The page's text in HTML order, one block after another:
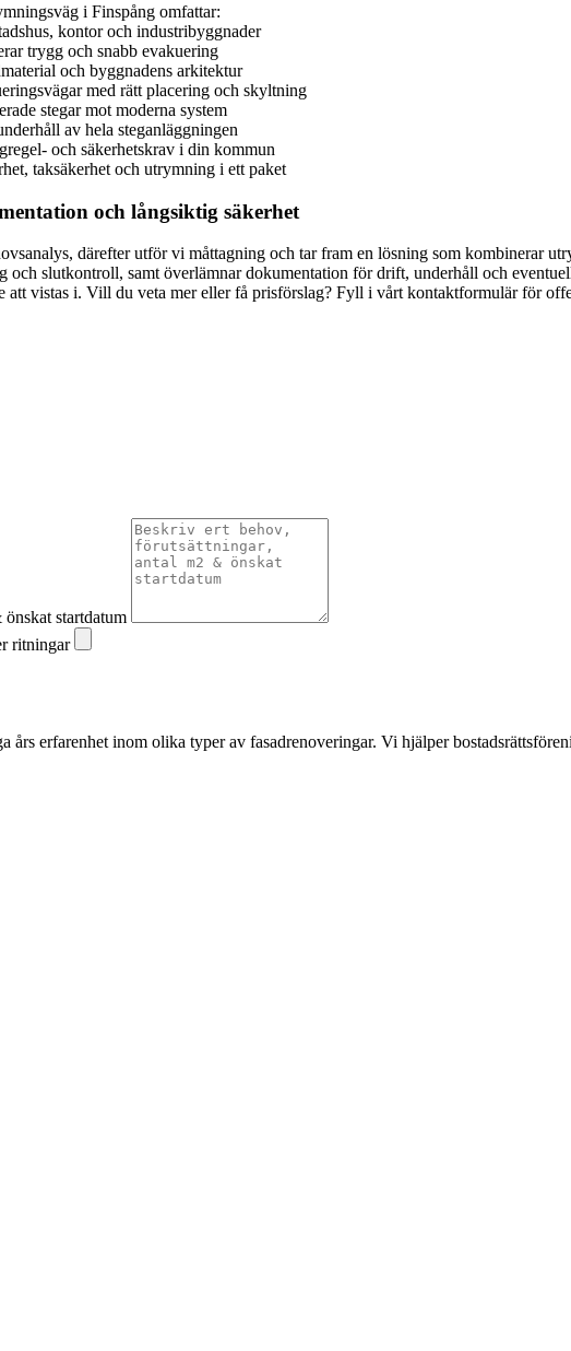
i Finspång omfattar:
kontor och industribyggnader
trygg och snabb evakuering
och byggnadens arkitektur
med rätt placering och skyltning
stegar mot moderna system
av hela steganläggningen
och säkerhetskrav i din kommun
taksäkerhet och utrymning i ett paket
och långsiktig säkerhet
därefter utför vi måttagning och tar fram en lösning som kombinerar
och slutkontroll, samt överlämnar dokumentation för drift, underhåll och
vistas i. Vill du veta mer eller få prisförslag? Fyll i vårt kontaktformulär för
startdatum
ritningar
års erfarenhet inom olika typer av fasadrenoveringar. Vi hjälper